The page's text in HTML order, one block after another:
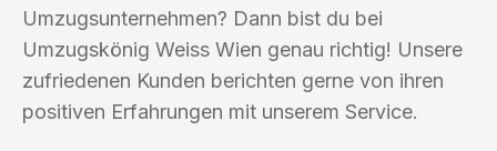
Umzugsunternehmen? Dann bist du bei
Umzugskönig Weiss Wien genau richtig! Unsere
zufriedenen Kunden berichten gerne von ihren
positiven Erfahrungen mit unserem Service.